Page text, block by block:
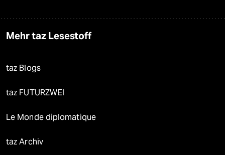
Mehr taz Lesestoff
taz Blogs
taz FUTURZWEI
Le Monde diplomatique
taz Archiv